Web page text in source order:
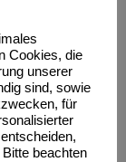
Cookies, die
unserer
sind, sowie
für
beachten